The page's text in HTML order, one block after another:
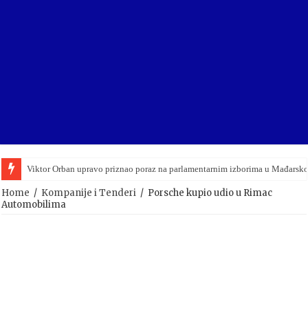
Viktor Orban upravo priznao poraz na parlamentarnim izborima u
Home / Kompanije i Tenderi / Porsche kupio udio u Rimac
Automobilima